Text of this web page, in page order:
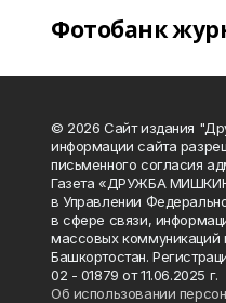
Фотобанк
© 2026 Сайт издания
информации сайта
письменного согласия
Газета «ДРУЖБА
в Управлении
в сфере связи,
массовых коммуникаций
Башкортостан.
02 - 01879 от 11.06.2025 г.
Об использовании